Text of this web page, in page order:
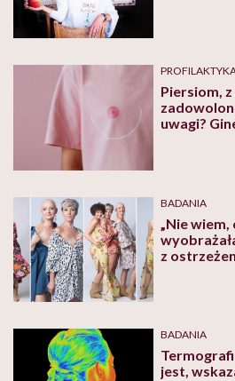
Piersiom,
uwagi?
BADANIA
„Nie
z
BADANIA
jest,